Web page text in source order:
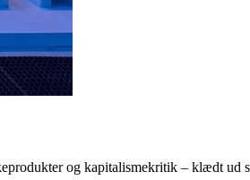
og kapitalismekritik – klædt ud